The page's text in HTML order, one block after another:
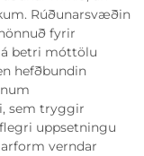
Rúðunarsvæðin
fyrir
betri móttölu
hefðbundin
sem tryggir
uppsetningu
verndar